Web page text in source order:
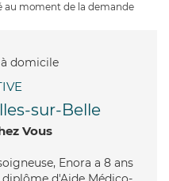
au moment de la demande
sur-Belle
Vous
Enora a 8 ans